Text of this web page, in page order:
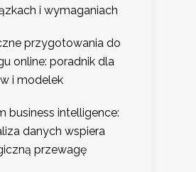
i wymaganiach
przygotowania do
online: poradnik dla
i modelek
business intelligence:
danych wspiera
przewagę